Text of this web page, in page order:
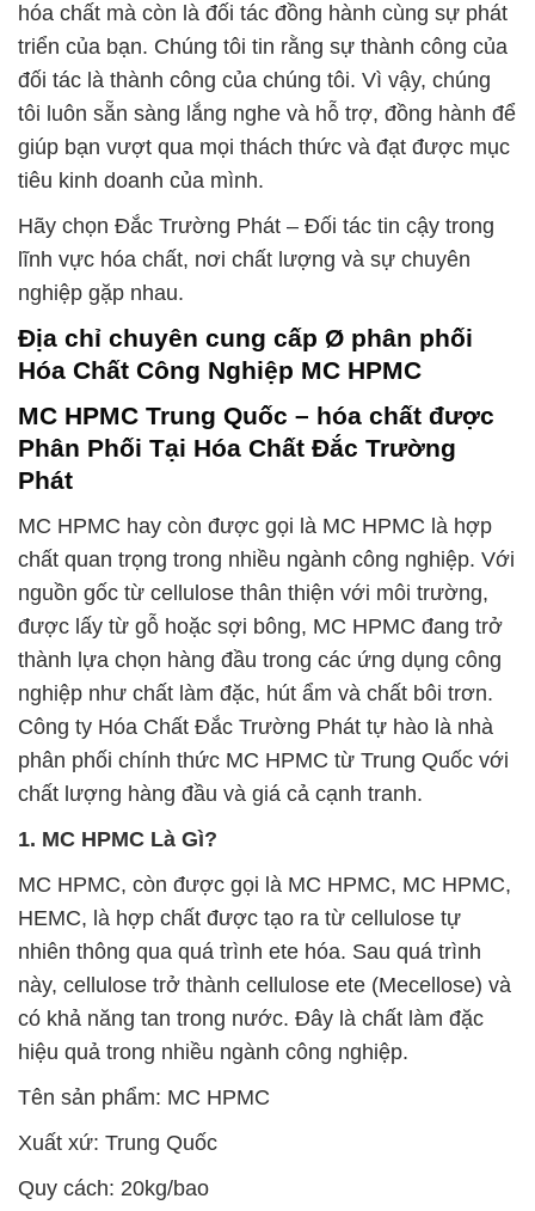
hóa chất mà còn là đối tác đồng hành cùng sự phát
triển của bạn. Chúng tôi tin rằng sự thành công của
đối tác là thành công của chúng tôi. Vì vậy, chúng
tôi luôn sẵn sàng lắng nghe và hỗ trợ, đồng hành để
giúp bạn vượt qua mọi thách thức và đạt được mục
tiêu kinh doanh của mình.
Hãy chọn Đắc Trường Phát – Đối tác tin cậy trong
lĩnh vực hóa chất, nơi chất lượng và sự chuyên
nghiệp gặp nhau.
Địa chỉ chuyên cung cấp Ø phân phối
Hóa Chất Công Nghiệp MC HPMC
MC HPMC Trung Quốc – hóa chất được
Phân Phối Tại Hóa Chất Đắc Trường
Phát
MC HPMC hay còn được gọi là MC HPMC là hợp
chất quan trọng trong nhiều ngành công nghiệp. Với
nguồn gốc từ cellulose thân thiện với môi trường,
được lấy từ gỗ hoặc sợi bông, MC HPMC đang trở
thành lựa chọn hàng đầu trong các ứng dụng công
nghiệp như chất làm đặc, hút ẩm và chất bôi trơn.
Công ty Hóa Chất Đắc Trường Phát tự hào là nhà
phân phối chính thức MC HPMC từ Trung Quốc với
chất lượng hàng đầu và giá cả cạnh tranh.
1. MC HPMC Là Gì?
MC HPMC, còn được gọi là MC HPMC, MC HPMC,
HEMC, là hợp chất được tạo ra từ cellulose tự
nhiên thông qua quá trình ete hóa. Sau quá trình
này, cellulose trở thành cellulose ete (Mecellose) và
có khả năng tan trong nước. Đây là chất làm đặc
hiệu quả trong nhiều ngành công nghiệp.
Tên sản phẩm: MC HPMC
Xuất xứ: Trung Quốc
Quy cách: 20kg/bao